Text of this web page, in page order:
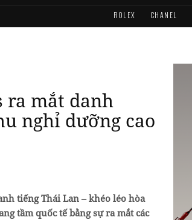
ROLEX CHANEL
ra mắt danh
nghỉ dưỡng cao
tiếng Thái Lan – khéo léo hòa
tầm quốc tế bằng sự ra mắt các